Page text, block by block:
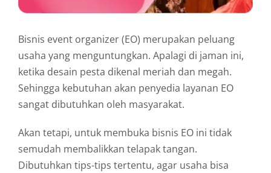
Bisnis event organizer (EO) merupakan peluang
usaha yang menguntungkan. Apalagi di jaman ini,
ketika desain pesta dikenal meriah dan megah.
Sehingga kebutuhan akan penyedia layanan EO
sangat dibutuhkan oleh masyarakat.
Akan tetapi, untuk membuka bisnis EO ini tidak
semudah membalikkan telapak tangan.
Dibutuhkan tips-tips tertentu, agar usaha bisa